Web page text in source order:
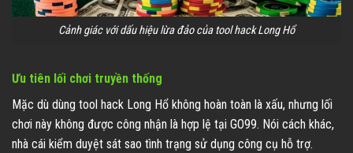
Cảnh giác với dấu hiệu lừa đảo của tool hack Long Hổ
Ưu tiên lối chơi truyền thống
Mặc dù dùng tool hack Long Hổ không hoàn toàn là xấu, nhưng lối
chơi này không được công nhận là hợp lệ tại GO99. Nói cách khác,
nhà cái kiểm duyệt sát sao tình trạng sử dụng công cụ hỗ trợ.